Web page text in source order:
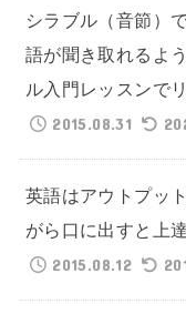
シラブル（音節）
語が聞き取れるよ
ル入門レッスンで
2015.08.31
英語はアウトプッ
がら口に出すと上
2015.08.12